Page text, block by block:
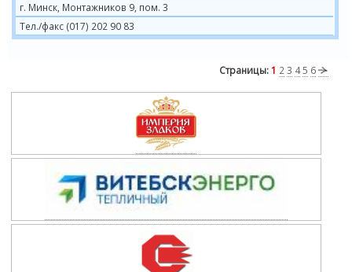
г. Минск, Монтажников 9, пом. 3
Тел./факс (017) 202 90 83
Страницы: 1 2 3 45 6